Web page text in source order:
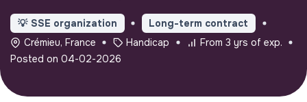
💡 SSE organization
Long-term contract
Crémieu, France
Handicap
From 3 yrs of exp.
Posted on 04-02-2026